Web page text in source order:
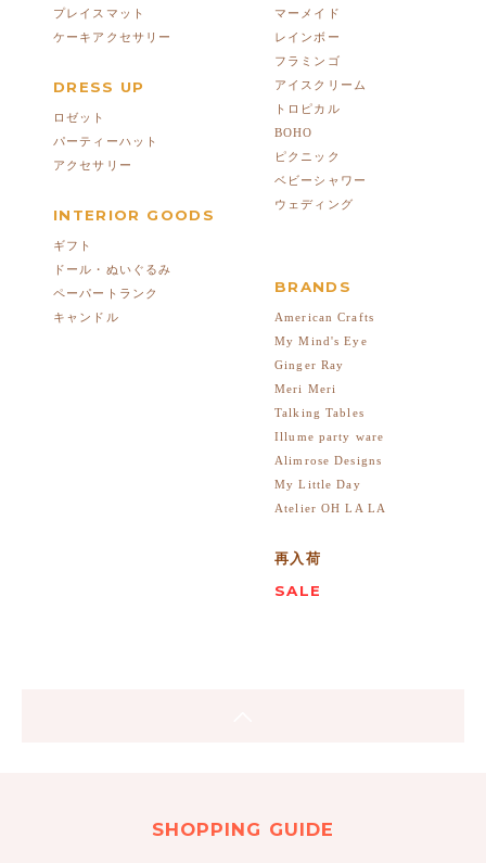
プレイスマット
ケーキアクセサリー
DRESS UP
ロゼット
パーティーハット
アクセサリー
INTERIOR GOODS
ギフト
ドール・ぬいぐるみ
ペーパートランク
キャンドル
マーメイド
レインボー
フラミンゴ
アイスクリーム
トロピカル
BOHO
ピクニック
ベビーシャワー
ウェディング
BRANDS
American Crafts
My Mind's Eye
Ginger Ray
Meri Meri
Talking Tables
Illume party ware
Alimrose Designs
My Little Day
Atelier OH LA LA
再入荷
SALE
SHOPPING GUIDE